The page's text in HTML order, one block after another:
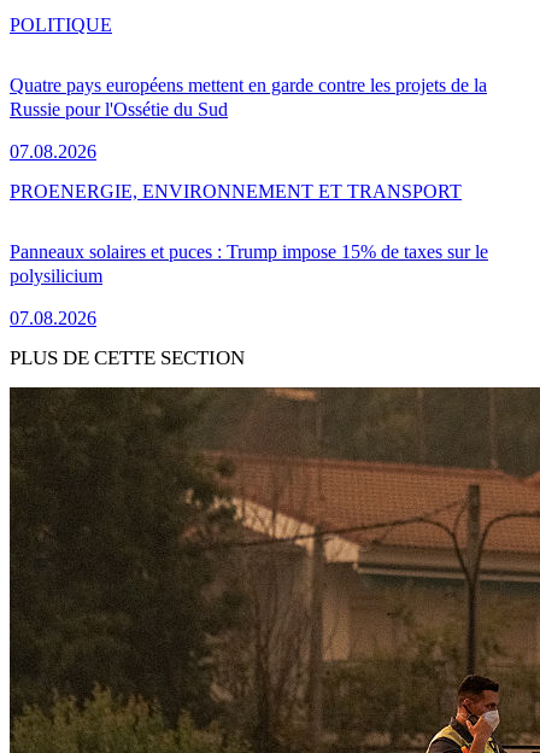
Quatre pays européens mettent en garde contre les projets de la
Russie pour l'Ossétie du Sud
07.08.2026
POLITIQUE
Panneaux solaires et puces : Trump impose 15% de taxes sur le
polysilicium
07.08.2026
PROENERGIE, ENVIRONNEMENT ET TRANSPORT
PLUS DE CETTE SECTION